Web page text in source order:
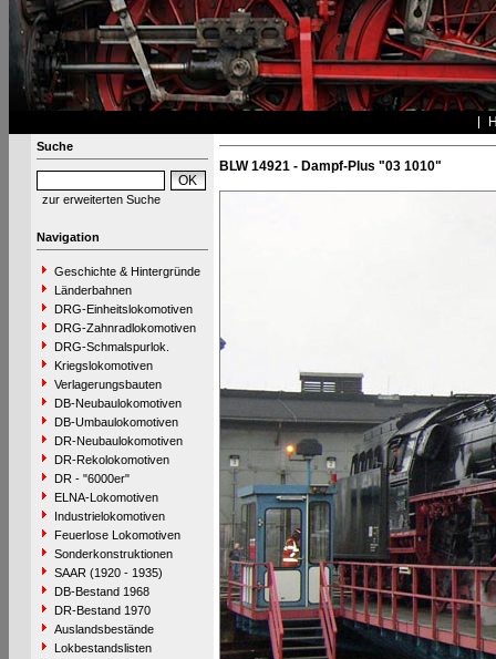
Suche
zur erweiterten Suche
Navigation
Geschichte & Hintergründe
Länderbahnen
DRG-Einheitslokomotiven
DRG-Zahnradlokomotiven
DRG-Schmalspurlok.
Kriegslokomotiven
Verlagerungsbauten
DB-Neubaulokomotiven
DB-Umbaulokomotiven
DR-Neubaulokomotiven
DR-Rekolokomotiven
DR - "6000er"
ELNA-Lokomotiven
Industrielokomotiven
Feuerlose Lokomotiven
Sonderkonstruktionen
SAAR (1920 - 1935)
DB-Bestand 1968
DR-Bestand 1970
Auslandsbestände
Lokbestandslisten
BLW 14921 - Dampf-Plus "03 1010"